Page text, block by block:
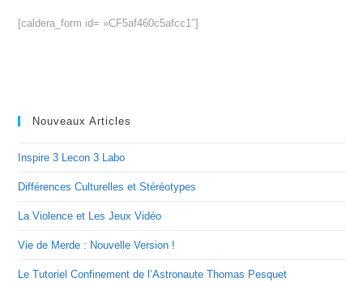
[caldera_form id= »CF5af460c5afcc1″]
Nouveaux Articles
Inspire 3 Lecon 3 Labo
Différences Culturelles et Stéréotypes
La Violence et Les Jeux Vidéo
Vie de Merde : Nouvelle Version !
Le Tutoriel Confinement de l’Astronaute Thomas Pesquet